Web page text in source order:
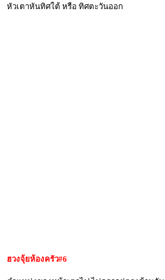
หัวเตาหันทิศใต้ หรือ ทิศตะวันออก
ฮวงจุ้ยห้องครัว#6